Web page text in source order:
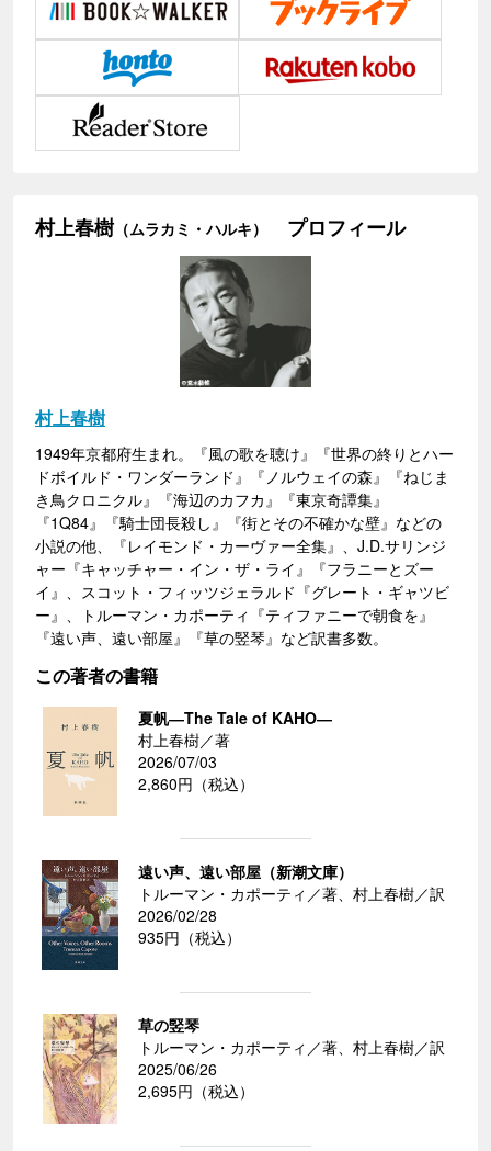
村上春樹（ムラカミ・ハルキ） プロフィール
村上春樹
1949年京都府生まれ。『風の歌を聴け』『世界の終りとハー
ドボイルド・ワンダーランド』『ノルウェイの森』『ねじま
き鳥クロニクル』『海辺のカフカ』『東京奇譚集』
『1Q84』『騎士団長殺し』『街とその不確かな壁』などの
小説の他、『レイモンド・カーヴァー全集』、J.D.サリンジ
ャー『キャッチャー・イン・ザ・ライ』『フラニーとズー
イ』、スコット・フィッツジェラルド『グレート・ギャツビ
ー』、トルーマン・カポーティ『ティファニーで朝食を』
『遠い声、遠い部屋』『草の竪琴』など訳書多数。
この著者の書籍
夏帆―The Tale of KAHO―
村上春樹／著
2026/07/03
2,860円（税込）
遠い声、遠い部屋（新潮文庫）
トルーマン・カポーティ／著、村上春樹／訳
2026/02/28
935円（税込）
草の竪琴
トルーマン・カポーティ／著、村上春樹／訳
2025/06/26
2,695円（税込）